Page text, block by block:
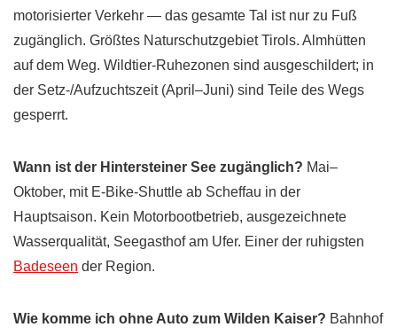
motorisierter Verkehr — das gesamte Tal ist nur zu Fuß
zugänglich. Größtes Naturschutzgebiet Tirols. Almhütten
auf dem Weg. Wildtier-Ruhezonen sind ausgeschildert; in
der Setz-/Aufzuchtszeit (April–Juni) sind Teile des Wegs
gesperrt.
Wann ist der Hintersteiner See zugänglich? Mai–
Oktober, mit E-Bike-Shuttle ab Scheffau in der
Hauptsaison. Kein Motorbootbetrieb, ausgezeichnete
Wasserqualität, Seegasthof am Ufer. Einer der ruhigsten
Badeseen der Region.
Wie komme ich ohne Auto zum Wilden Kaiser? Bahnhof